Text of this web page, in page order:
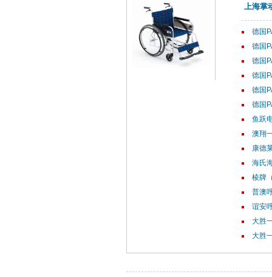
上海掌
德国
德国
德国
德国
德国
德国
鱼跃
澳翔
康德
海氏
棱牌
普澳
谊安
大胜
大胜